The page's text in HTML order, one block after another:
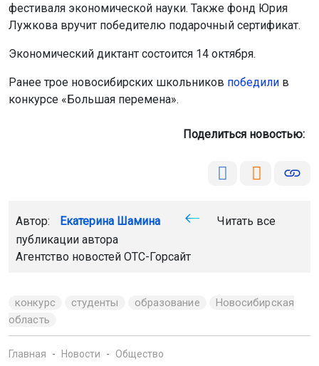
фестиваля экономической науки. Также фонд Юрия
Лужкова вручит победителю подарочный сертификат.
Экономический диктант состоится 14 октября.
Ранее трое новосибирских школьников победили в
конкурсе «Большая перемена».
Поделиться новостью:
Автор: Екатерина Шамина
Читать все
публикации автора
Агентство новостей ОТС-Горсайт
конкурс студенты образование
Новосибирская
область
Главная Новости Общество